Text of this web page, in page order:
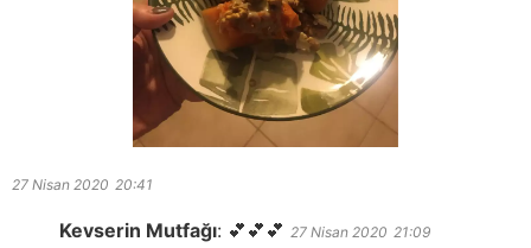
27 Nisan 2020 20:41
Kevserin Mutfağı: 💕💕💕 27 Nisan 2020 21:09